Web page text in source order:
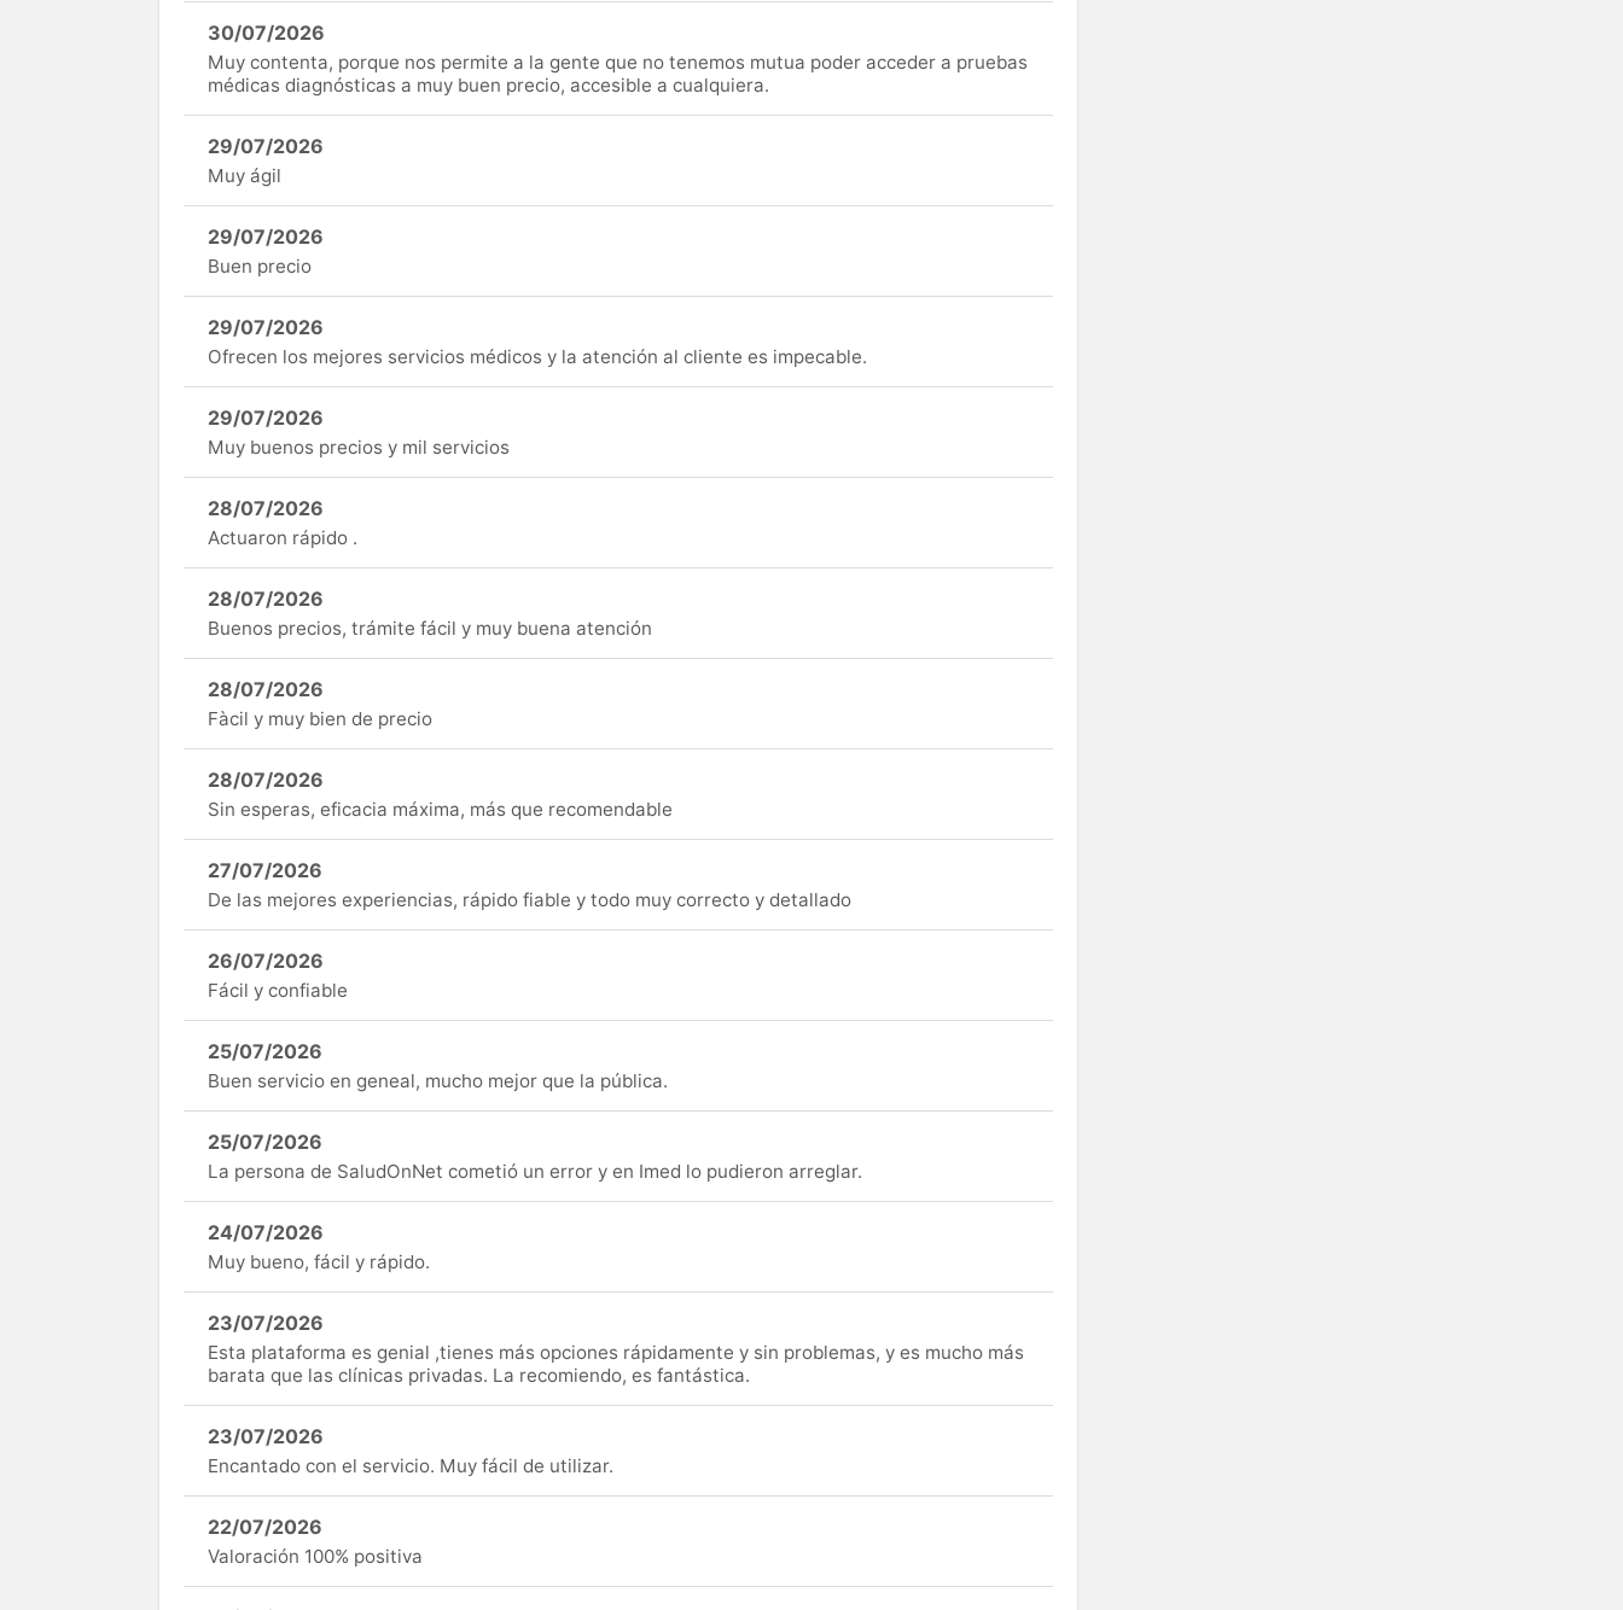
30/07/2026
Muy contenta, porque nos permite a la gente que no tenemos mutua poder acceder a pruebas
médicas diagnósticas a muy buen precio, accesible a cualquiera.
29/07/2026
Muy ágil
29/07/2026
Buen precio
29/07/2026
Ofrecen los mejores servicios médicos y la atención al cliente es impecable.
29/07/2026
Muy buenos precios y mil servicios
28/07/2026
Actuaron rápido .
28/07/2026
Buenos precios, trámite fácil y muy buena atención
28/07/2026
Fàcil y muy bien de precio
28/07/2026
Sin esperas, eficacia máxima, más que recomendable
27/07/2026
De las mejores experiencias, rápido fiable y todo muy correcto y detallado
26/07/2026
Fácil y confiable
25/07/2026
Buen servicio en geneal, mucho mejor que la pública.
25/07/2026
La persona de SaludOnNet cometió un error y en Imed lo pudieron arreglar.
24/07/2026
Muy bueno, fácil y rápido.
23/07/2026
Esta plataforma es genial ,tienes más opciones rápidamente y sin problemas, y es mucho más
barata que las clínicas privadas. La recomiendo, es fantástica.
23/07/2026
Encantado con el servicio. Muy fácil de utilizar.
22/07/2026
Valoración 100% positiva